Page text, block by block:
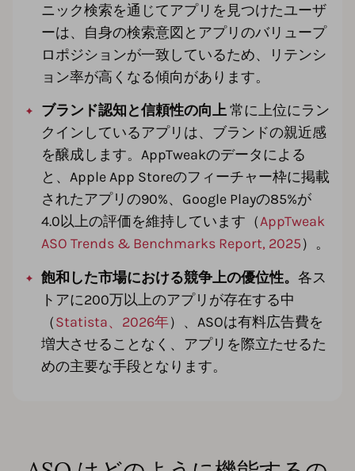
ニック検索を通じてアプリを見つけたユーザ
ーは、自身の検索意図とアプリのバリュープ
ロポジションが一致しているため、リテンシ
ョン率が高くなる傾向があります。
ブランド認知と信頼性の向上常に上位にラン
クインしているアプリは、ブランドの親近感
を醸成します。AppTweakのデータによる
と、Apple App Storeのフィーチャー枠に掲載
されたアプリの90%、Google Playの85%が
4.0以上の評価を維持しています（AppTweak
ASO Trends & Benchmarks Report, 2025）。
飽和した市場における競争上の優位性。 各ス
トアに200万以上のアプリが存在する中
（Statista、2026年）、ASOは有料広告費を
増大させることなく、アプリを際立たせるた
めの主要な手段となります。